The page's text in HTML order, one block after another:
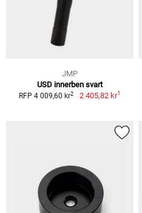
JMP
USD innerben svart
RFP 4 009,60 kr2 2 405,82 kr1